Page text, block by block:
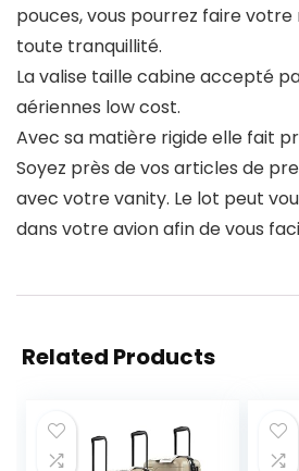
pouces, vous pourrez faire
toute tranquillité.
La valise taille cabine accepté
aériennes low cost.
Avec sa matière rigide elle fait
Soyez près de vos articles de
avec votre vanity. Le lot peut
dans votre avion afin de vous
Related Products